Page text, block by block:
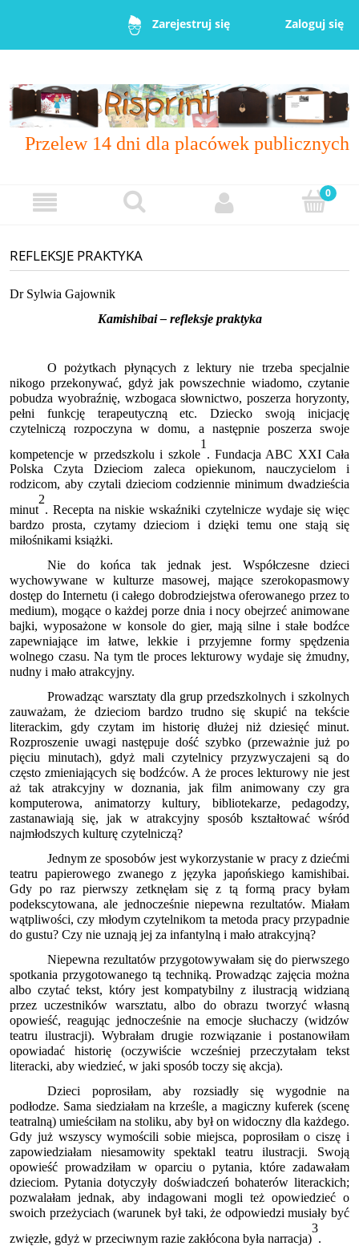
Zarejestruj się Zaloguj się
Przelew 14 dni dla placówek publicznych
REFLEKSJE PRAKTYKA
Dr Sylwia Gajownik
Kamishibai – refleksje praktyka
O pożytkach płynących z lektury nie trzeba specjalnie
nikogo przekonywać, gdyż jak powszechnie wiadomo, czytanie
pobudza wyobraźnię, wzbogaca słownictwo, poszerza horyzonty,
pełni funkcję terapeutyczną etc. Dziecko swoją inicjację
czytelniczą rozpoczyna w domu, a następnie poszerza swoje
kompetencje w przedszkolu i szkole
1
. Fundacja ABC XXI Cała
Polska Czyta Dzieciom zaleca opiekunom, nauczycielom i
rodzicom, aby czytali dzieciom codziennie minimum dwadzieścia
minut
2
. Recepta na niskie wskaźniki czytelnicze wydaje się więc
bardzo prosta, czytamy dzieciom i dzięki temu one stają się
miłośnikami książki.
Nie do końca tak jednak jest. Współczesne dzieci
wychowywane w kulturze masowej, mające szerokopasmowy
dostęp do Internetu (i całego dobrodziejstwa oferowanego przez to
medium), mogące o każdej porze dnia i nocy obejrzeć animowane
bajki, wyposażone w konsole do gier, mają silne i stałe bodźce
zapewniające im łatwe, lekkie i przyjemne formy spędzenia
wolnego czasu. Na tym tle proces lekturowy wydaje się żmudny,
nudny i mało atrakcyjny.
Prowadząc warsztaty dla grup przedszkolnych i szkolnych
zauważam, że dzieciom bardzo trudno się skupić na tekście
literackim, gdy czytam im historię dłużej niż dziesięć minut.
Rozproszenie uwagi następuje dość szybko (przeważnie już po
pięciu minutach), gdyż mali czytelnicy przyzwyczajeni są do
często zmieniających się bodźców. A że proces lekturowy nie jest
aż tak atrakcyjny w doznania, jak film animowany czy gra
komputerowa, animatorzy kultury, bibliotekarze, pedagodzy,
zastanawiają się, jak w atrakcyjny sposób kształtować wśród
najmłodszych kulturę czytelniczą?
Jednym ze sposobów jest wykorzystanie w pracy z dziećmi
teatru papierowego zwanego z języka japońskiego kamishibai.
Gdy po raz pierwszy zetknęłam się z tą formą pracy byłam
podekscytowana, ale jednocześnie niepewna rezultatów. Miałam
wątpliwości, czy młodym czytelnikom ta metoda pracy przypadnie
do gustu? Czy nie uznają jej za infantylną i mało atrakcyjną?
Niepewna rezultatów przygotowywałam się do pierwszego
spotkania przygotowanego tą techniką. Prowadząc zajęcia można
albo czytać tekst, który jest kompatybilny z ilustracją widzianą
przez uczestników warsztatu, albo do obrazu tworzyć własną
opowieść, reagując jednocześnie na emocje słuchaczy (widzów
teatru ilustracji). Wybrałam drugie rozwiązanie i postanowiłam
opowiadać historię (oczywiście wcześniej przeczytałam tekst
literacki, aby wiedzieć, w jaki sposób toczy się akcja).
Dzieci poprosiłam, aby rozsiadły się wygodnie na
podłodze. Sama siedziałam na krześle, a magiczny kuferek (scenę
teatralną) umieściłam na stoliku, aby był on widoczny dla każdego.
Gdy już wszyscy wymościli sobie miejsca, poprosiłam o ciszę i
zapowiedziałam niesamowity spektakl teatru ilustracji. Swoją
opowieść prowadziłam w oparciu o pytania, które zadawałam
dzieciom. Pytania dotyczyły doświadczeń bohaterów literackich;
pozwalałam jednak, aby indagowani mogli też opowiedzieć o
swoich przeżyciach (warunek był taki, że odpowiedzi musiały być
zwięzłe, gdyż w przeciwnym razie zakłócona była narracja)
3
.